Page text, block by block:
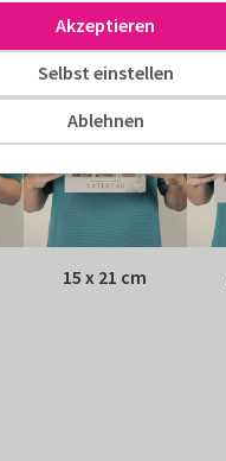
15 x 21 cm
Ablehnen
Selbst einstellen
Akzeptieren